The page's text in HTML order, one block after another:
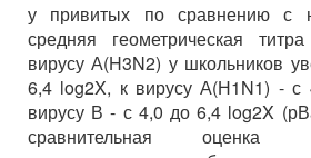
у привитых по сравнению с
средняя геометрическая
вирусу А(H3N2) у школьников
6,4 log2X, к вирусу А(Н1N1) -
вирусу В - с 4,0 до 6,4 log2X
сравнительная оценка